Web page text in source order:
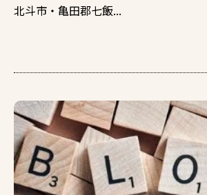
北斗市・亀田郡七飯...